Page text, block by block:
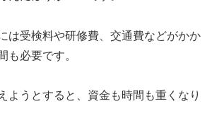
は受検料や研修費、交通費などがかか
も必要です。
ようとすると、資金も時間も重くなり